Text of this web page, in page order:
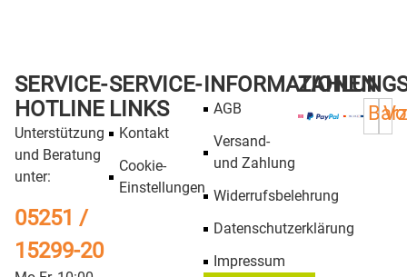
SERVICE-
HOTLINE
Unterstützung
und Beratung
unter:
05251 /
15299-20
SERVICE-
LINKS
Kontakt
Cookie-
Einstellungen
INFORMATIONEN
AGB
Versand-
und Zahlung
Widerrufsbelehrung
Datenschutzerklärung
Impressum